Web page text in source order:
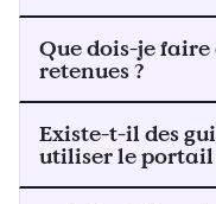
Que dois-je
retenues ?
Existe-t-il des
utiliser le portail